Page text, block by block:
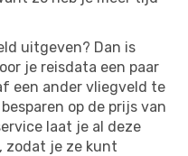
uitgeven? Dan is
je reisdata een paar
een ander vliegveld te
op de prijs van
laat je al deze
zodat je ze kunt